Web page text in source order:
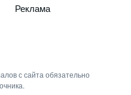
Реклама
с сайта обязательно